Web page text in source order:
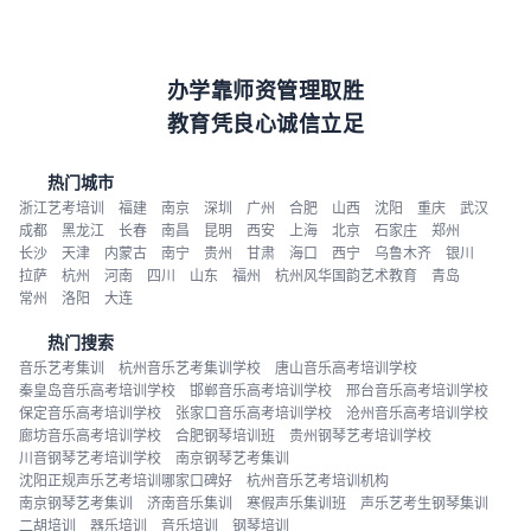
办学靠师资管理取胜
教育凭良心诚信立足
热门城市
浙江艺考培训 福建 南京 深圳 广州 合肥 山西 沈阳 重庆
武汉
成都
黑龙江 长春 南昌 昆明 西安 上海 北京 石家庄
郑州
长沙
天津 内蒙古 南宁 贵州 甘肃 海口 西宁 乌鲁木齐
银川
拉萨
杭州 河南 四川 山东 福州 杭州风华国韵艺术教育
青岛
常州
洛阳 大连
热门搜索
音乐艺考集训 杭州音乐艺考集训学校
唐山音乐高考培训学校
秦皇岛音乐高考培训学校
邯郸音乐高考培训学校
邢台音乐高考培训学校
保定音乐高考培训学校
张家口音乐高考培训学校
沧州音乐高考培训学校
廊坊音乐高考培训学校
合肥钢琴培训班
贵州钢琴艺考培训学校
川音钢琴艺考培训学校
南京钢琴艺考集训
沈阳正规声乐艺考培训哪家口碑好
杭州音乐艺考培训机构
南京钢琴艺考集训
济南音乐集训 寒假声乐集训班
声乐艺考生钢琴集训
二胡培训
器乐培训 音乐培训 钢琴培训